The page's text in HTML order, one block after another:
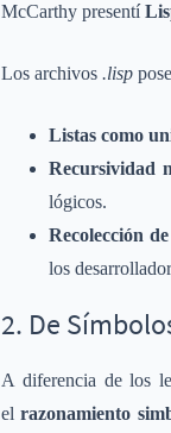
McCarthy presentí
Los archivos .lisp
Listas como
Recursividad
lógicos.
Recolección
los
2. De
A diferencia de los
elrazonamiento